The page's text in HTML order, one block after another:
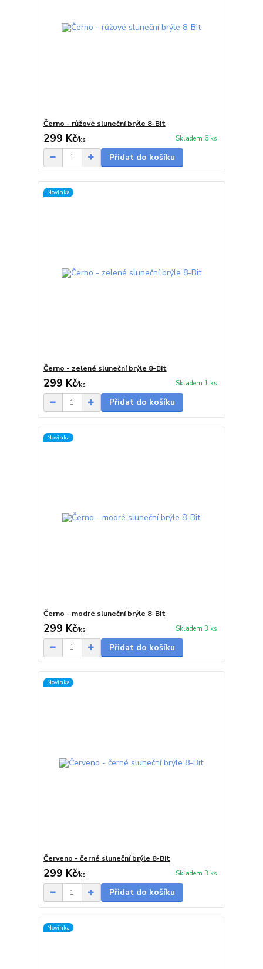
Černo - růžové sluneční brýle 8-Bit
299 Kč/ks Skladem 6 ks
Přidat do košíku
Novinka
Černo - zelené sluneční brýle 8-Bit
299 Kč/ks Skladem 1 ks
Přidat do košíku
Novinka
Černo - modré sluneční brýle 8-Bit
299 Kč/ks Skladem 3 ks
Přidat do košíku
Novinka
Červeno - černé sluneční brýle 8-Bit
299 Kč/ks Skladem 3 ks
Přidat do košíku
Novinka